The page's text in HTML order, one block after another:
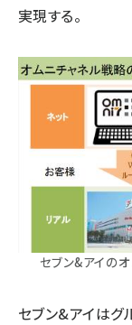
実現する。
セブン&アイの
セブン&アイはグ